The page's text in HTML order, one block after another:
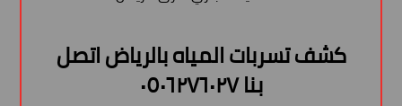
كشف تسربات المياه بالرياض اتصل
بنا ٠٥٠٦٢٧٦٠٢٧